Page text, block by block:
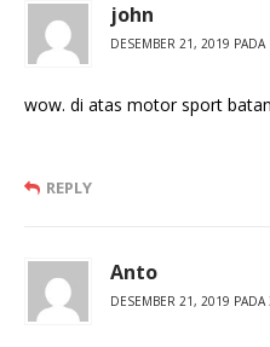
john
DESEMBER 21, 2019 PADA
wow. di atas motor sport
REPLY
Anto
DESEMBER 21, 2019 PADA